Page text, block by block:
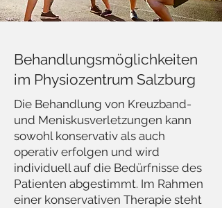
Behandlungsmöglichkeiten
im Physiozentrum Salzburg
Die Behandlung von Kreuzband-
und Meniskusverletzungen kann
sowohl konservativ als auch
operativ erfolgen und wird
individuell auf die Bedürfnisse des
Patienten abgestimmt. Im Rahmen
einer konservativen Therapie steht